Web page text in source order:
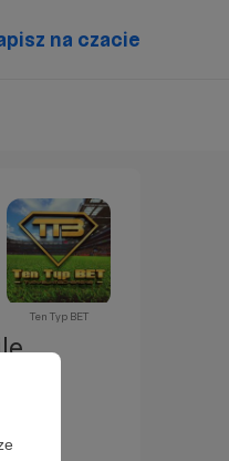
na czacie
Ten Typ BET